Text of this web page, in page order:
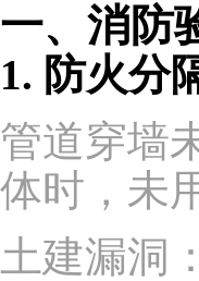
一、消防
1. 防火分
管道穿墙
体时，未
土建漏洞